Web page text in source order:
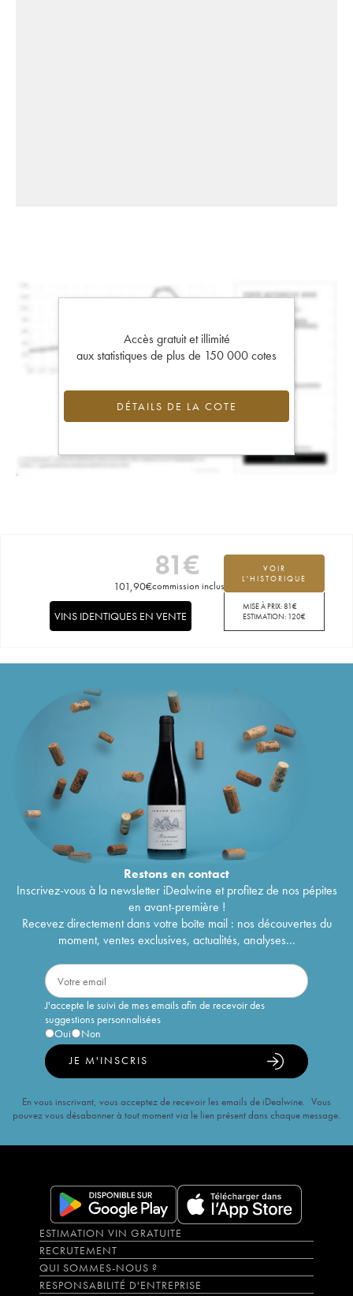
Accès gratuit et illimité
aux statistiques de plus de 150 000 cotes
DÉTAILS DE LA COTE
81€
101,90€commission incluse
VOIR
L'HISTORIQUE
MISE À PRIX:81€
ESTIMATION: 120€
VINS IDENTIQUES EN VENTE
Restons encontact
Inscrivez-vous à la newsletter iDealwine et profitez de nos pépites
en avant-première !
Recevez directement dans votre boîte mail : nos découvertes du
moment, ventes exclusives, actualités, analyses...
J'accepte le suivi de mes emails afin de recevoir des
suggestions personnalisées
Oui
Non
JE M'INSCRIS
En vous inscrivant, vous acceptez de recevoir les emails de iDealwine. Vous
pouvez vous désabonner à tout moment via le lien présent dans chaque message.
ESTIMATION VIN GRATUITE
RECRUTEMENT
QUI SOMMES-NOUS ?
RESPONSABILITÉ D'ENTREPRISE